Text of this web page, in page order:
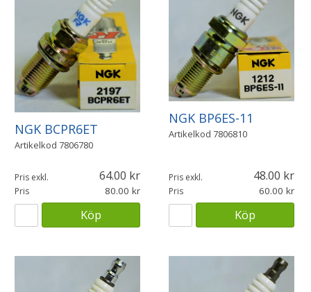
NGK BCPR6ET
Artikelkod 7806780
Pris exkl. 64.00
Pris 80.00
Köp
NGK BP6ES-11
Artikelkod 7806810
Pris exkl. 48.00
Pris 60.00
Köp